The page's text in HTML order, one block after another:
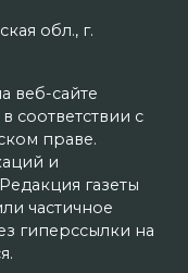
обл., г.
веб-сайте
соответствии с
праве.
и
газеты
частичное
гиперссылки на